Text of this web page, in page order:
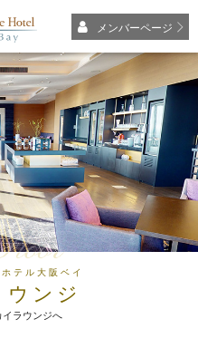
メンバーページ
テル大阪ベイ
ンジ
イラウンジへ